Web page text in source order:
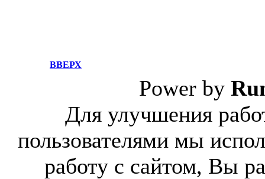
ВВЕРХ
Power by
Для улучшения
пользователями мы
работу с сайтом, Вы